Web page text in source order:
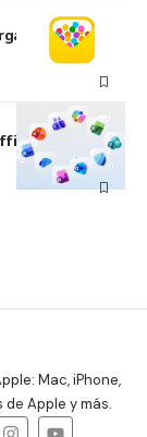
en macOS y
Mac, iPhone,
de Apple y más.